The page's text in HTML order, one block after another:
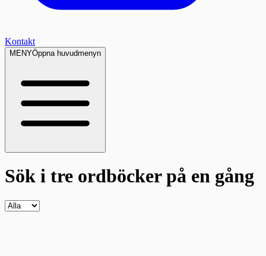
Kontakt
MENYÖppna huvudmenyn
Sök i tre ordböckerpå en gång